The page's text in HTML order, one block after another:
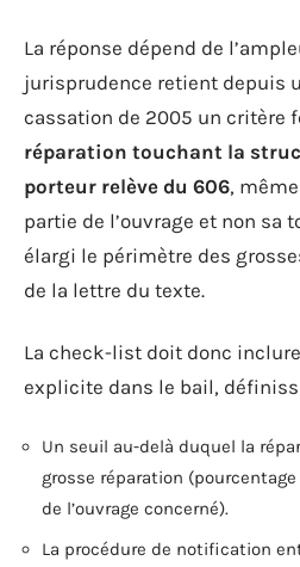
La réponse dépend de
jurisprudence retient depuis
cassation de 2005 un critère
réparation touchant la
porteur relève du 606,
partie de l’ouvrage et non sa
élargi le périmètre des
de la lettre du texte.
La check-list doit donc
explicite dans le bail,
Un seuil au-delà duquel la
grosse réparation
de l’ouvrage concerné).
La procédure de notification